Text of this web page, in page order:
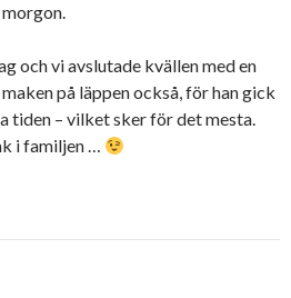
och vi avslutade kvällen med en
på läppen också, för han gick
tiden – vilket sker för det mesta.
i familjen …